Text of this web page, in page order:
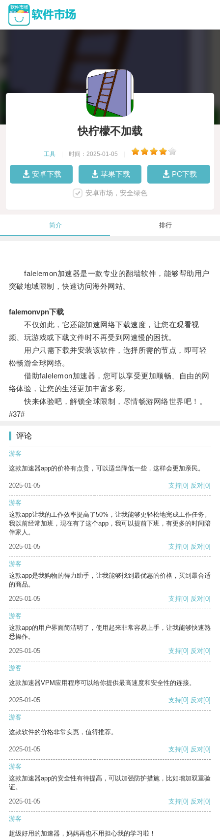
快柠檬不加载
工具 时间：2025-01-05
安卓下载 苹果下载 PC下载
安卓市场，安全绿色
简介 排行
falelemon加速器是一款专业的翻墙软件，能够帮助用户
突破地域限制，快速访问海外网站。
falemonvpn下载
不仅如此，它还能加速网络下载速度，让您在观看视
频、玩游戏或下载文件时不再受到网速慢的困扰。
用户只需下载并安装该软件，选择所需的节点，即可轻
松畅游全球网络。
借助falelemon加速器，您可以享受更加顺畅、自由的网
络体验，让您的生活更加丰富多彩。
快来体验吧，解锁全球限制，尽情畅游网络世界吧！。
#37#
评论
游客
这款加速器app的价格有点贵，可以适当降低一些，这样会更加亲民。
2025-01-05 支持[0] 反对[0]
游客
这款app让我的工作效率提高了50%，让我能够更轻松地完成工作任务。
我以前经常加班，现在有了这个app，我可以提前下班，有更多的时间陪
伴家人。
2025-01-05
支持[0] 反对[0]
游客
这款app是我购物的得力助手，让我能够找到最优惠的价格，买到最合适
的商品。
2025-01-05
支持[0] 反对[0]
游客
这款app的用户界面简洁明了，使用起来非常容易上手，让我能够快速熟
悉操作。
2025-01-05
支持[0] 反对[0]
游客
这款加速器VPM应用程序可以给你提供最高速度和安全性的连接。
2025-01-05 支持[0] 反对[0]
游客
这款软件的价格非常实惠，值得推荐。
2025-01-05 支持[0] 反对[0]
游客
这款加速器app的安全性有待提高，可以加强防护措施，比如增加双重验
证。
2025-01-05
支持[0] 反对[0]
游客
超级好用的加速器，妈妈再也不用担心我的学习啦！